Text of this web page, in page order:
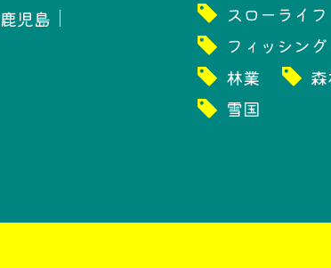
鹿児島
スローライフ
フィッシング
林業
雪国